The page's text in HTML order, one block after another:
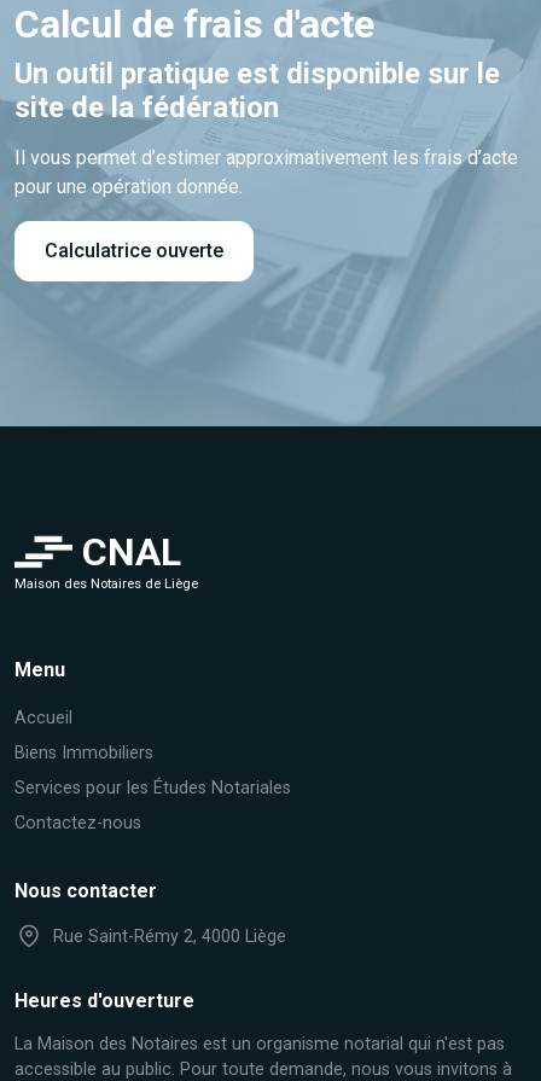
Calcul de frais d'acte
Un outil pratique est disponible sur le
site de la fédération
Il vous permet d’estimer approximativement les frais d’acte
pour une opération donnée.
Calculatrice ouverte
CNAL
Maison des Notaires de Liège
Menu
Accueil
Biens Immobiliers
Services pour les Études Notariales
Contactez-nous
Nous contacter
Rue Saint-Rémy 2, 4000 Liège
Heures d'ouverture
La Maison des Notaires est un organisme notarial qui n'est pas
accessible au public. Pour toute demande, nous vous invitons à